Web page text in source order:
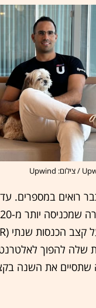
רואים במספרים.
שלה להפוך
שתסיים את השנה